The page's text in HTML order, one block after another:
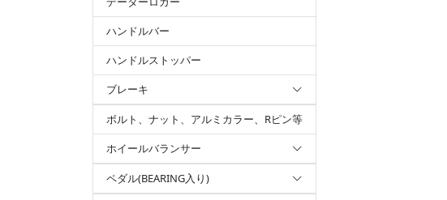
ハンドルバー
ハンドルストッパー
ブレーキ
ボルト、ナット、アルミカラー、Rピン等
ホイールバランサー
ペダル(BEARING入り)